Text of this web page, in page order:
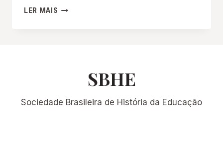
LER MAIS DIVULGAÇÃO:
SBHE
Sociedade Brasileira de História da Educação